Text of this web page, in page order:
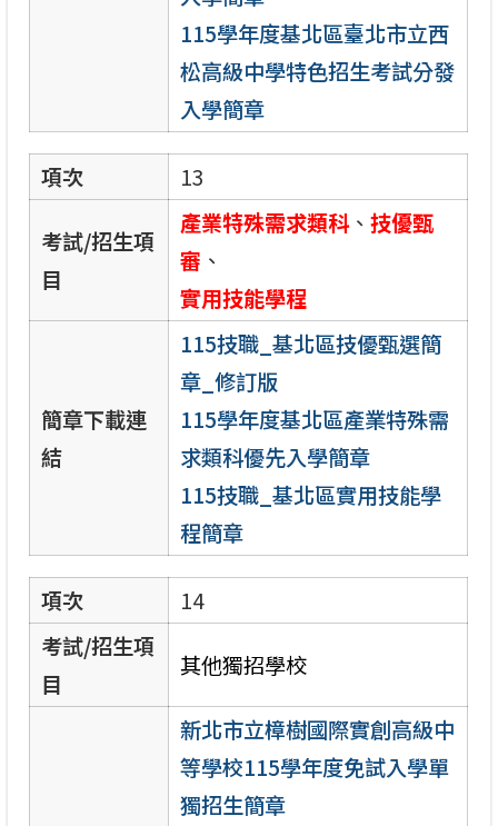
115學年度基北區臺北市立西
松高級中學特色招生考試分發
入學簡章
項次 13
考試/招生項
目
產業特殊需求類科、 技優甄
審 、
實用技能學程
簡章下載連
結
115技職_基北區技優甄選簡
章_修訂版
115學年度基北區產業特殊需
求類科優先入學簡章
115技職_基北區實用技能學
程簡章
項次
14
考試/招生項
目
其他獨招學校
新北市立樟樹國際實創高級中
等學校115學年度免試入學單
獨招生簡章